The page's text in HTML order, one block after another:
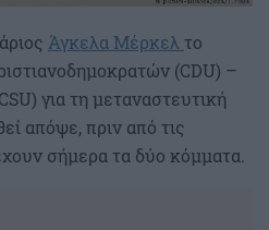
Άγκελα Μέρκελ το
(CDU) –
για τη μεταναστευτική
απόψε, πριν από τις
σήμερα τα δύο κόμματα.